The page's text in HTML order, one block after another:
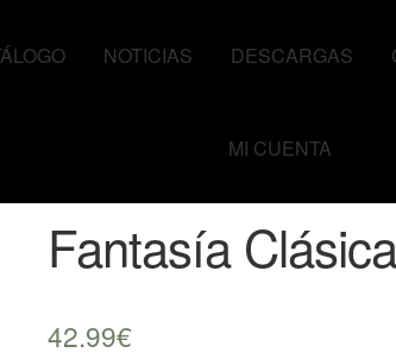
NOTICIAS DESCARGAS
MI CUENTA
Fantasía Clásica
42.99€